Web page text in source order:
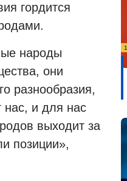
гордится
народы
они
разнообразия,
нас, и для нас
выходит за
позиции»,